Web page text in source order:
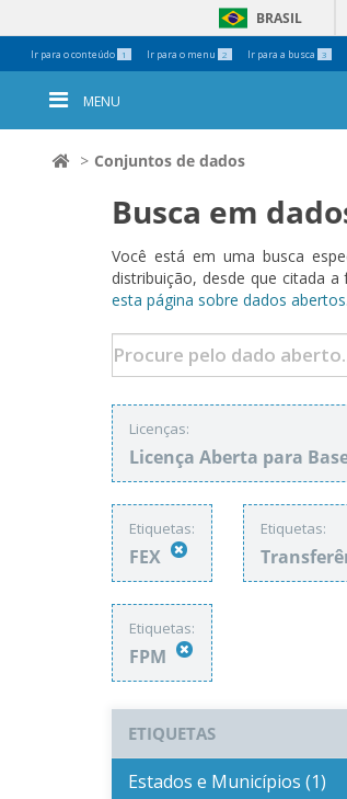
Ir para o conteúdo 1 Ir para o menu 2 Ir para a busca 3
BRASIL
MENU
Conjuntos de dados
Busca em
Você está em uma busca
distribuição, desde que citada
esta página sobre dados abertos.
Licenças:
Licença Aberta para
Etiquetas:
FEX
Etiquetas:
Etiquetas:
FPM
ETIQUETAS
Estados e Municípios (1)